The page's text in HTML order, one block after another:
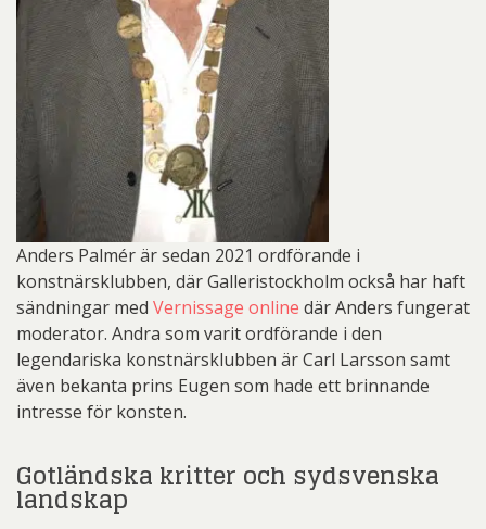
Anders Palmér är sedan 2021 ordförande i
konstnärsklubben, där Galleristockholm också har haft
sändningar med Vernissage online där Anders fungerat
moderator. Andra som varit ordförande i den
legendariska konstnärsklubben är Carl Larsson samt
även bekanta prins Eugen som hade ett brinnande
intresse för konsten.
Gotländska kritter och sydsvenska
landskap